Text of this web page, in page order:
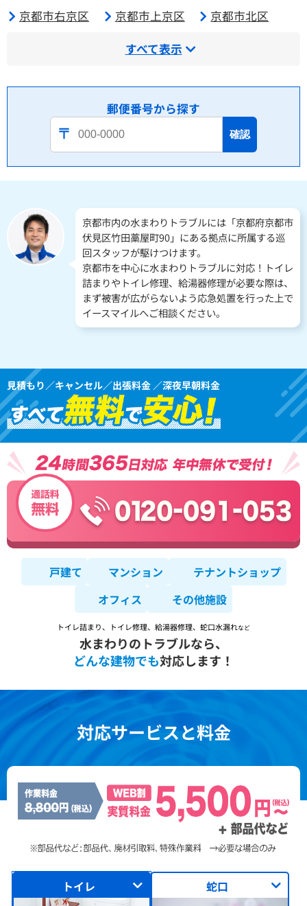
京都市右京区
京都市上京区
京都市北区
すべて表示
郵便番号から探す
確認
京都市内の水まわりトラブルには「京都府京都市
伏見区竹田藁屋町90」にある拠点に所属する巡
回スタッフが駆けつけます。
京都市を中心に水まわりトラブルに対応！トイレ
詰まりやトイレ修理、給湯器修理が必要な際は、
まず被害が広がらないよう応急処置を行った上で
イースマイルへご相談ください。
見積もり／キャンセル／出張料金 ／深夜早朝料金
戸建て マンション
テナントショップ
オフィス
その他施設
トイレ詰まり、トイレ修理、給湯器修理、蛇口水漏れなど
水まわりのトラブルなら、
どんな建物でも対応します！
対応サービスと料金
トイレ 蛇口